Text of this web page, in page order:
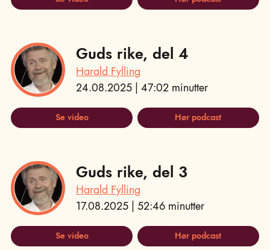
Guds rike, del 4
Harald Fylling
24.08.2025 | 47:02 minutter
Se video Hør podcast
Guds rike, del 3
Harald Fylling
17.08.2025 | 52:46 minutter
Se video Hør podcast